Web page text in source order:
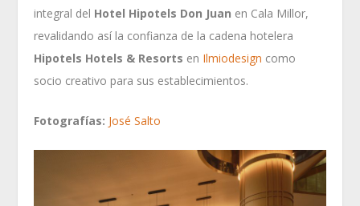
integral del Hotel Hipotels Don Juan en Cala Millor,
revalidando así la confianza de la cadena hotelera
Hipotels Hotels & Resorts en Ilmiodesign como
socio creativo para sus establecimientos.
Fotografías: José Salto